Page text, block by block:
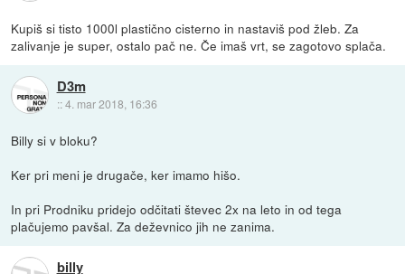
Kupiš si tisto 1000l plastično cisterno in nastaviš pod žleb. Za
zalivanje je super, ostalo pač ne. Če imaš vrt, se zagotovo splača.
D3m
::4. mar 2018, 16:36
Billy si v bloku?
Ker pri meni je drugače, ker imamo hišo.
In pri Prodniku pridejo odčitati števec 2x na leto in od tega
plačujemo pavšal. Za deževnico jih ne zanima.
billy